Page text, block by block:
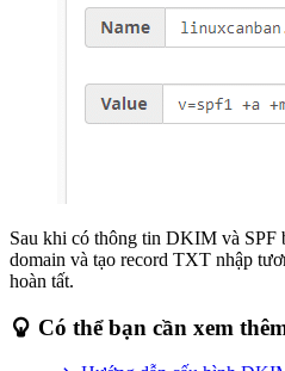
Sau khi có thông tin DKIM và SPF
domain và tạo record TXT nhập
hoàn tất.
Có thể bạn cần xem